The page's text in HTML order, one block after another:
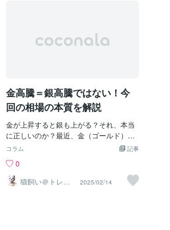
向けた政策を策定できる可能性が増える
かなと。よりマシな選択肢が提示される
は、ちと苦しいな。法の下の平等には、
解釈の問題にすり替えられんかなぁ～。
近未来で個々人が思い切った選択を迫ら
れるんだろうなぁ～。因みに、40代前半
の頃、様々な業界で、60代70代から「4
0、50は鼻たれ小僧」と言われ続けて、
高齢化で、今どきは、「50、60は鼻たれ
小僧」。もうかれこれ20数年鼻たれ小僧
やってます。いつまで鼻たれ小僧を続け
るんやろ。リアルの鼻たれ小僧＝小学校
金高騰＝銀高騰ではない！今
回の相場の本質を解説
金が上昇すると銀も上がる？それ、本当
に正しいのか？最近、金（ゴールド）の
価格が異常な上昇を続けている。する
バー）も買えばいいんじゃないか？」 と
いう話だ。「金と銀はセットだから、金
が上がるなら銀も上がるでしょ？」「金
記事
コラム
0
猫飼い＠トレー
ドコーチ
2025/02/14